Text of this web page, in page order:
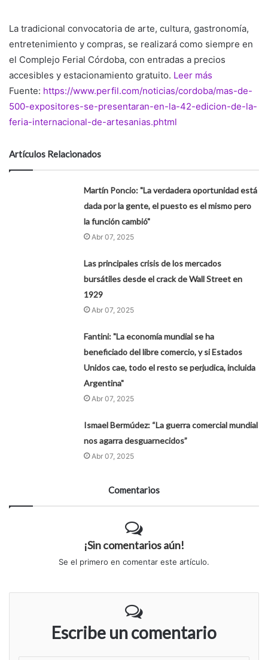
La tradicional convocatoria de arte, cultura, gastronomía,
entretenimiento y compras, se realizará como siempre en
el Complejo Ferial Córdoba, con entradas a precios
accesibles y estacionamiento gratuito. Leer más
Fuente: https://www.perfil.com/noticias/cordoba/mas-de-
500-expositores-se-presentaran-en-la-42-edicion-de-la-
feria-internacional-de-artesanias.phtml
Artículos Relacionados
Martín Poncio: "La verdadera oportunidad está
dada por la gente, el puesto es el mismo pero
la función cambió"
Abr 07, 2025
Las principales crisis de los mercados
bursátiles desde el crack de Wall Street en
1929
Abr 07, 2025
Fantini: "La economía mundial se ha
beneficiado del libre comercio, y si Estados
Unidos cae, todo el resto se perjudica, incluida
Argentina"
Abr 07, 2025
Ismael Bermúdez: “La guerra comercial mundial
nos agarra desguarnecidos”
Abr 07, 2025
Comentarios
¡Sin comentarios aún!
Se el primero en comentar este artículo.
Escribe un comentario